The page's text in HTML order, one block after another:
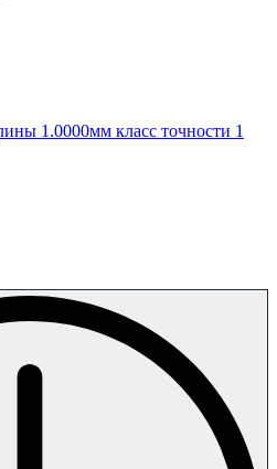
1.0000мм класс точности 1